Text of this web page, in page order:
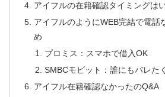
アイフルの在籍確認タイミングは
アイフルのようにWEB完結で電話
め
プロミス：スマホで借入OK
SMBCモビット：誰にもバレた
アイフル在籍確認なかったのQ&A